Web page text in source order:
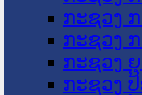
ກະຊວງ
ກະຊວງ ກ
ກະຊວງ
ກະຊວງ